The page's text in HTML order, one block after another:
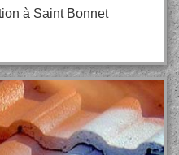
à Saint Bonnet